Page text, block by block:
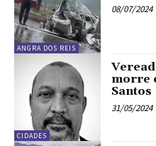
ANGRA DOS REIS
08/07/2024
CIDADES
morre
Santos
31/05/2024